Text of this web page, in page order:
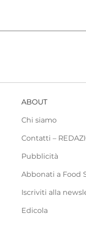
ABOUT
Chi siamo
Contatti –
Pubblicità
Abbonati a Food
Iscriviti alla
Edicola